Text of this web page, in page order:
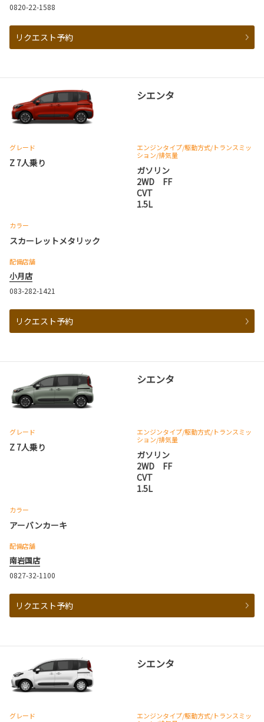
0820-22-1588
リクエスト予約
シエンタ
グレード
Z 7人乗り
エンジンタイプ/駆動方式/トランスミッ
ション/排気量
ガソリン
2WD FF
CVT
1.5L
カラー
スカーレットメタリック
配備店舗
小月店
083-282-1421
リクエスト予約
シエンタ
グレード
Z 7人乗り
エンジンタイプ/駆動方式/トランスミッ
ション/排気量
ガソリン
2WD FF
CVT
1.5L
カラー
アーバンカーキ
配備店舗
南岩国店
0827-32-1100
リクエスト予約
シエンタ
グレード エンジンタイプ/駆動方式/トランスミッ